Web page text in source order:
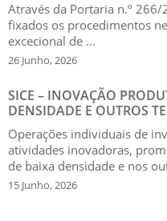
Através da Portaria n.º
fixados os procedimentos
excecional de ...
26 Junho, 2026
SICE – INOVAÇÃO
DENSIDADE E OUTROS
Operações individuais de
atividades inovadoras,
de baixa densidade e nos
15 Junho, 2026